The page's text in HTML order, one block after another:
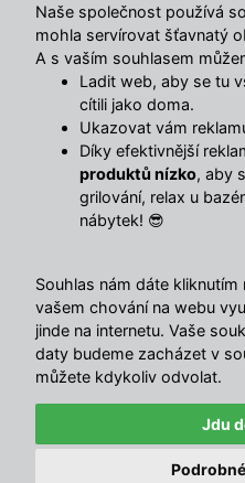
Naše společnost používá
mohla servírovat šťavnatý
A s vaším souhlasem
Ladit web, aby se tu
cítili jako doma.
Ukazovat vám
Díky efektivnější
produktů nízko, aby
grilování, relax u
nábytek! 😎
Souhlas nám dáte
vašem chování na webu
jinde na internetu. Vaše
daty budeme zacházet v
můžete kdykoliv odvolat.
Jdu
Skladem
Litinová WOK pánev
899 Kč
Do
Popis
Masivní litinová pánev
Ideální doplněk k plynovým,
Ploché dno umožňuje
indukčních, elektrických, ale